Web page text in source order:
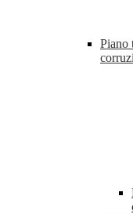
Piano